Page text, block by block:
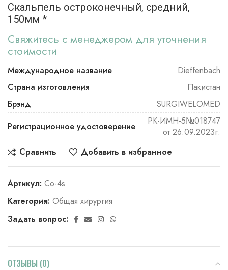
Скальпель остроконечный, средний,
150мм *
Свяжитесь с менеджером для уточнения
стоимости
Международное название
Dieffenbach
Страна изготовления
Пакистан
Брэнд
SURGIWELOMED
Регистрационное удостоверение
РК-ИМН-5№018747
от 26.09.2023г.
Сравнить
Добавить в избранное
Артикул: Со-4s
Категория: Общая хирургия
Задать вопрос:
ОТЗЫВЫ (0)